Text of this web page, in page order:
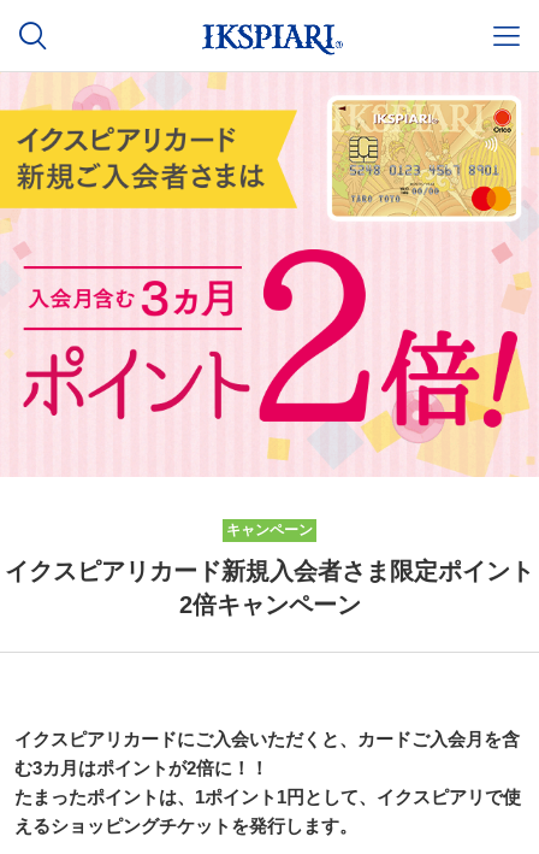
キャンペーン
イクスピアリカード新規入会者さま限定ポイント
2倍キャンペーン
イクスピアリカードにご入会いただくと、カードご入会月を含
む3カ月はポイントが2倍に！！
たまったポイントは、1ポイント1円として、イクスピアリで使
えるショッピングチケットを発行します。